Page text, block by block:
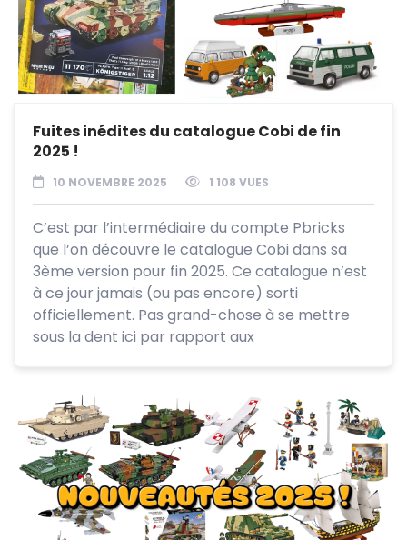
Fuites inédites du catalogue Cobi de fin
2025 !
10 NOVEMBRE 2025 1 108 VUES
C’est par l’intermédiaire du compte Pbricks
que l’on découvre le catalogue Cobi dans sa
3ème version pour fin 2025. Ce catalogue n’est
à ce jour jamais (ou pas encore) sorti
officiellement. Pas grand-chose à se mettre
sous la dent ici par rapport aux